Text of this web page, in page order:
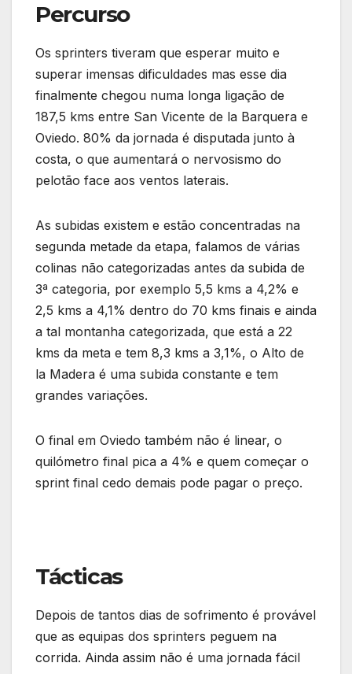
Percurso
Os sprinters tiveram que esperar muito e
superar imensas dificuldades mas esse dia
finalmente chegou numa longa ligação de
187,5 kms entre San Vicente de la Barquera e
Oviedo. 80% da jornada é disputada junto à
costa, o que aumentará o nervosismo do
pelotão face aos ventos laterais.
As subidas existem e estão concentradas na
segunda metade da etapa, falamos de várias
colinas não categorizadas antes da subida de
3ª categoria, por exemplo 5,5 kms a 4,2% e
2,5 kms a 4,1% dentro do 70 kms finais e ainda
a tal montanha categorizada, que está a 22
kms da meta e tem 8,3 kms a 3,1%, o Alto de
la Madera é uma subida constante e tem
grandes variações.
O final em Oviedo também não é linear, o
quilómetro final pica a 4% e quem começar o
sprint final cedo demais pode pagar o preço.
Tácticas
Depois de tantos dias de sofrimento é provável
que as equipas dos sprinters peguem na
corrida. Ainda assim não é uma jornada fácil